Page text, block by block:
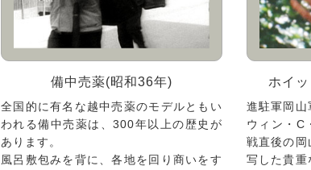
備中売薬(昭和36年)
全国的に有名な越中売薬のモデルともい
われる備中売薬は、300年以上の歴史が
あります。
風呂敷包みを背に、各地を回り商いをす
ホイ
進駐軍岡山
ウィン・C
戦直後の岡
写した貴重